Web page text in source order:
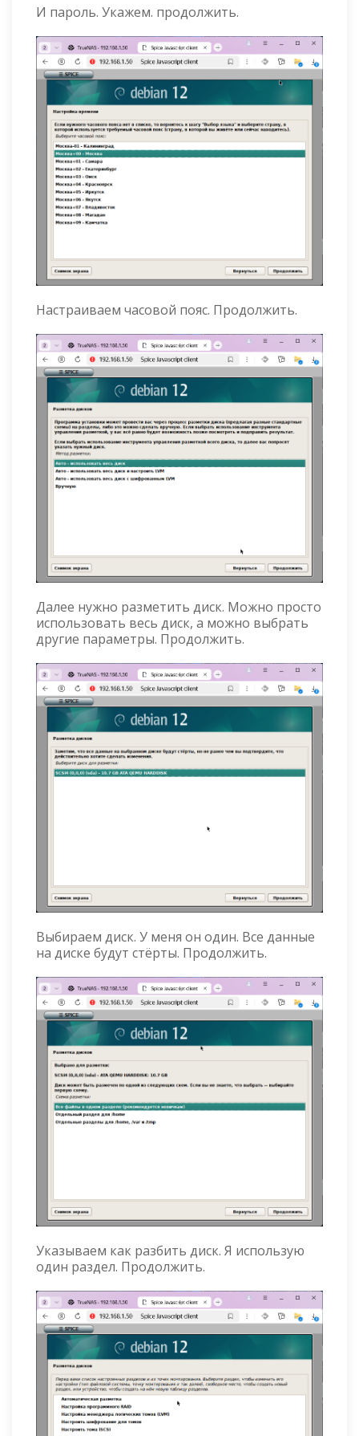
И пароль. Укажем. продолжить.
Настраиваем часовой пояс. Продолжить.
Далее нужно разметить диск. Можно просто
использовать весь диск, а можно выбрать
другие параметры. Продолжить.
Выбираем диск. У меня он один. Все данные
на диске будут стёрты. Продолжить.
Указываем как разбить диск. Я использую
один раздел. Продолжить.